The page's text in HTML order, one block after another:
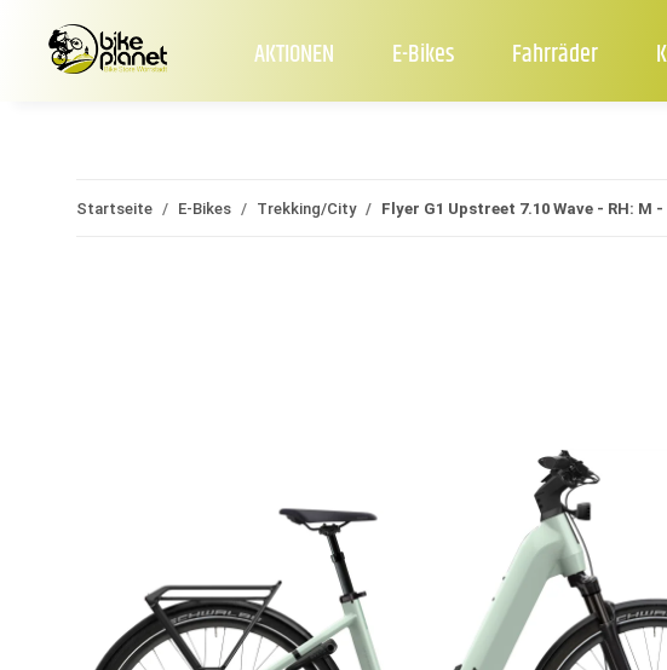
AKTIONEN E-Bikes Fahrräder
Startseite E-Bikes Trekking/City Flyer G1 Upstreet 7.10 Wave - RH: M